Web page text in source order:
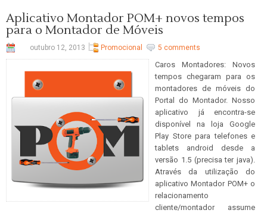
Aplicativo Montador POM+ novos tempos
para o Montador de Móveis
outubro 12, 2013 Promocional 5 comments
Caros Montadores: Novos
tempos chegaram para os
montadores de móveis do
Portal do Montador. Nosso
aplicativo já encontra-se
disponível na loja Google
Play Store para telefones e
tablets android desde a
versão 1.5 (precisa ter java).
Através da utilização do
aplicativo Montador POM+ o
relacionamento
cliente/montador assume